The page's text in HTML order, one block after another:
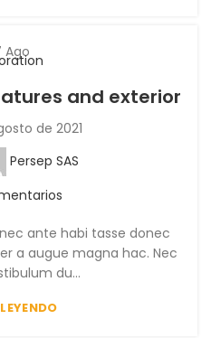
Ago
and exterior
de 2021
Persep SAS
ante habi tasse donec
a augue magna hac. Nec
du...